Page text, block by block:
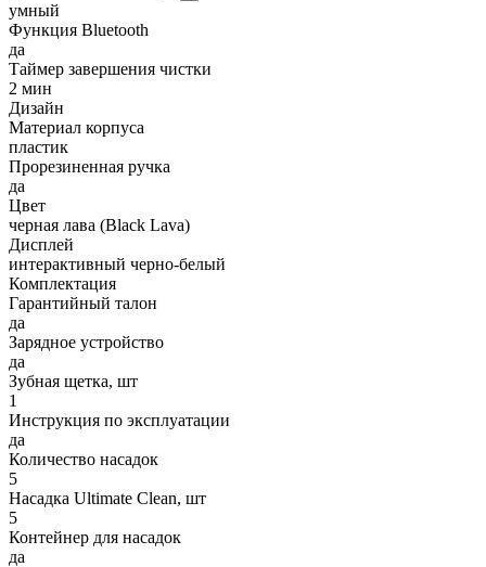
умный
Функция Bluetooth
да
Таймер завершения чистки
2 мин
Дизайн
Материал корпуса
пластик
Прорезиненная ручка
да
Цвет
черная лава (Black Lava)
Дисплей
интерактивный черно-белый
Комплектация
Гарантийный талон
да
Зарядное устройство
да
Зубная щетка, шт
1
Инструкция по эксплуатации
да
Количество насадок
5
Насадка Ultimate Clean, шт
5
Контейнер для насадок
да